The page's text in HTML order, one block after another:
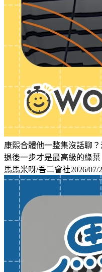
康熙合體他一整集沒話聊
退後一步才是最高級的綠葉
馬馬米呀/吾二會社2026/07/